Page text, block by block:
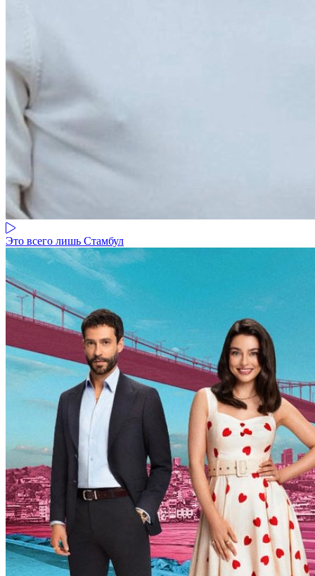
Это всего лишь Стамбул